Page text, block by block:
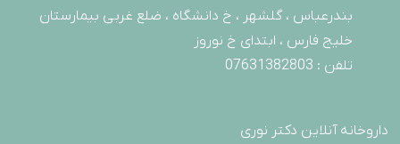
بندرعباس ، گلشهر ، خ دانشگاه ، ضلع غربی بیمارستان
خلیج فارس ، ابتدای خ نوروز
تلفن : 07631382803
داروخانه آنلاین دکتر نوری